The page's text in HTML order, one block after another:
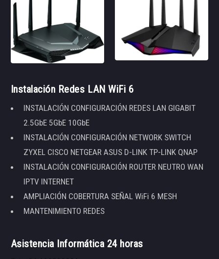
Instalación Redes LAN WiFi 6
INSTALACIÓN CONFIGURACIÓN REDES LAN GIGABIT
2.5GbE 5GbE 10GbE
INSTALACIÓN CONFIGURACIÓN NETWORK SWITCH
ZYXEL CISCO NETGEAR ASUS D-LINK TP-LINK QNAP
INSTALACIÓN CONFIGURACIÓN ROUTER NEUTRO WAN
IPTV INTERNET
AMPLIACIÓN COBERTURA SEÑAL WiFi 6 MESH
MANTENIMIENTO REDES
Asistencia Informática 24 horas